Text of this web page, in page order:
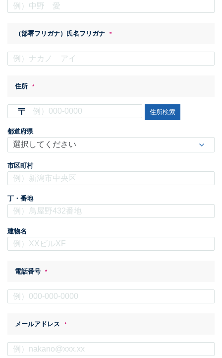
（部署フリガナ）氏名フリガナ *
住所 *
住所検索
都道府県
市区町村
丁・番地
建物名
電話番号 *
メールアドレス *